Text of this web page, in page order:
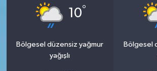
10°
Bölgesel düzensiz yağmur
yağışlı
Bölgesel